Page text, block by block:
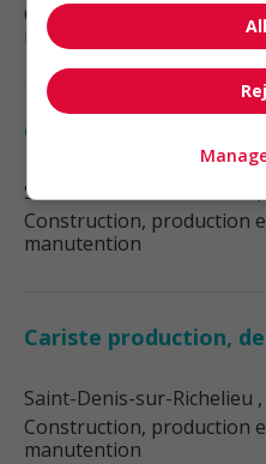
Construction, production et
manutention
Contremaître
Saint-Denis-sur-Richelieu
Construction, production
manutention
Cariste production,
Saint-Denis-sur-Richelieu
Construction, production
manutention